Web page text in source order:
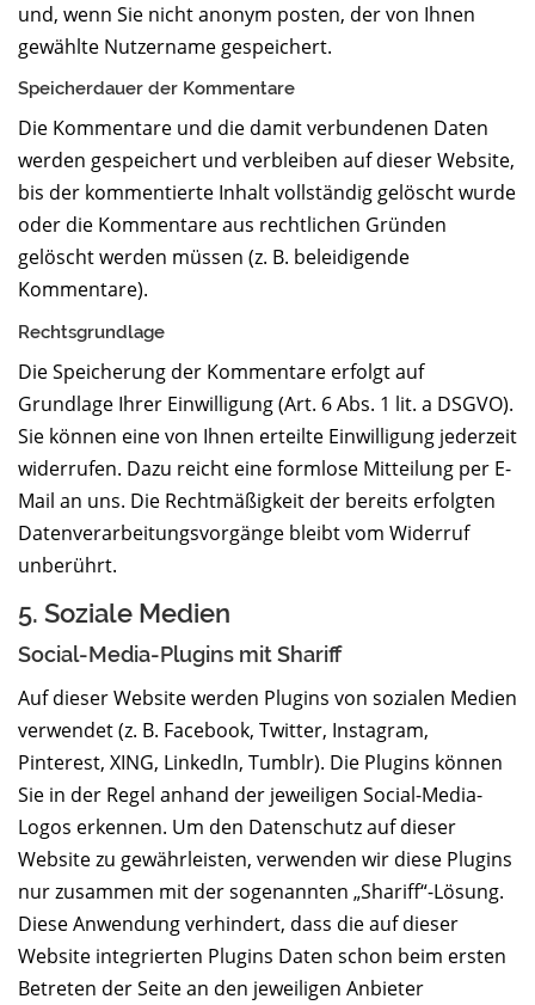
und, wenn Sie nicht anonym posten, der von Ihnen
gewählte Nutzername gespeichert.
Speicherdauer der Kommentare
Die Kommentare und die damit verbundenen Daten
werden gespeichert und verbleiben auf dieser Website,
bis der kommentierte Inhalt vollständig gelöscht wurde
oder die Kommentare aus rechtlichen Gründen
gelöscht werden müssen (z. B. beleidigende
Kommentare).
Rechtsgrundlage
Die Speicherung der Kommentare erfolgt auf
Grundlage Ihrer Einwilligung (Art. 6 Abs. 1 lit. a DSGVO).
Sie können eine von Ihnen erteilte Einwilligung jederzeit
widerrufen. Dazu reicht eine formlose Mitteilung per E-
Mail an uns. Die Rechtmäßigkeit der bereits erfolgten
Datenverarbeitungsvorgänge bleibt vom Widerruf
unberührt.
5. Soziale Medien
Social-Media-Plugins mit Shariff
Auf dieser Website werden Plugins von sozialen Medien
verwendet (z. B. Facebook, Twitter, Instagram,
Pinterest, XING, LinkedIn, Tumblr). Die Plugins können
Sie in der Regel anhand der jeweiligen Social-Media-
Logos erkennen. Um den Datenschutz auf dieser
Website zu gewährleisten, verwenden wir diese Plugins
nur zusammen mit der sogenannten „Shariff“-Lösung.
Diese Anwendung verhindert, dass die auf dieser
Website integrierten Plugins Daten schon beim ersten
Betreten der Seite an den jeweiligen Anbieter